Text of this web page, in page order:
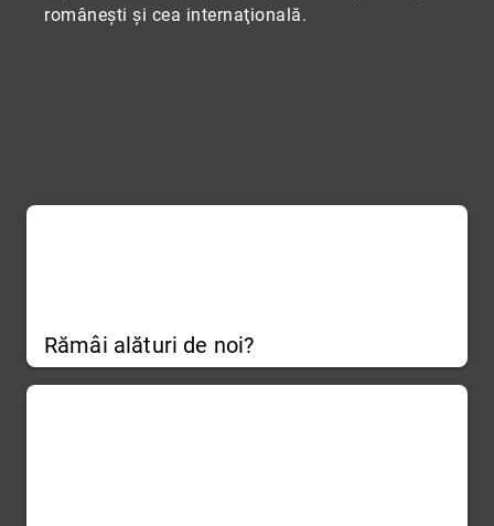
româneşti şi cea internaţională.
Rămâi alături de noi?